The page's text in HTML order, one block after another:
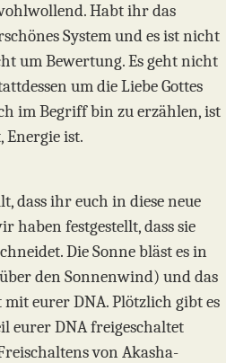
Habt ihr das
System und es ist nicht
um Bewertung. Es geht nicht
um die Liebe Gottes
im Begriff bin zu erzählen, ist
Energie ist.
dass ihr euch in diese neue
haben festgestellt, dass sie
Die Sonne bläst es in
den Sonnenwind) und das
eurer DNA. Plötzlich gibt es
eurer DNA freigeschaltet
von Akasha-